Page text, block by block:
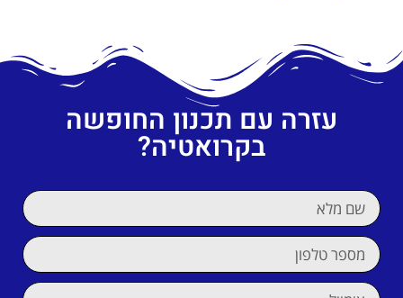
עזרה עם תכנון החופשה
בקרואטיה?